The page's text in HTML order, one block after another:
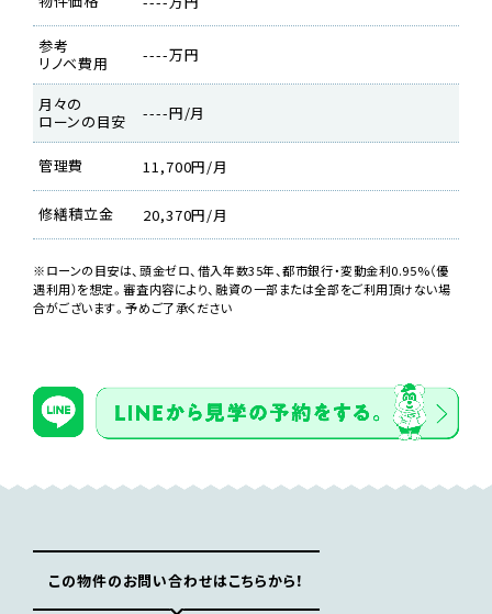
参考
リノベ費用
----万円
月々の
ローンの目安
----円/月
管理費 11,700円/月
修繕積立金 20,370円/月
※ローンの目安は、頭金ゼロ、借入年数35年、都市銀行・変動金利0.95%（優
遇利用）を想定。審査内容により、融資の一部または全部をご利用頂けない場
合がございます。予めご了承ください
この物件のお問い合わせはこちらから！